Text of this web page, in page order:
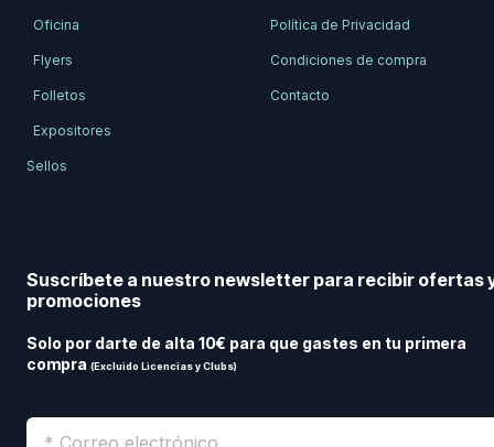
Oficina
Flyers
Folletos
Expositores
Sellos
Política de Privacidad
Condiciones de compra
Contacto
Suscríbete a nuestro newsletter para recibir ofertas
promociones
Solo por darte de alta 10€ para que gastes en tu primera
compra (Excluido Licencias y Clubs)